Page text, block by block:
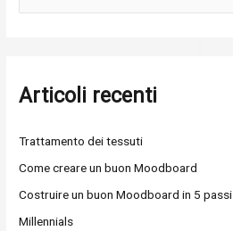
a
Articoli recenti
Trattamento dei tessuti
Come creare un buon Moodboard
Costruire un buon Moodboard in 5 passi
Millennials